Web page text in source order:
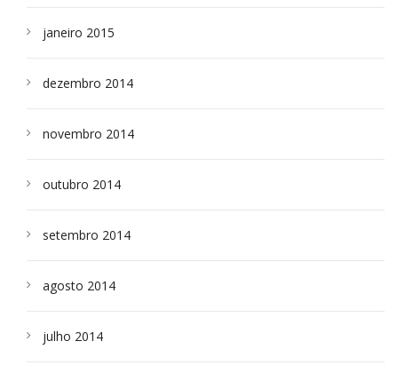
janeiro 2015
dezembro 2014
novembro 2014
outubro 2014
setembro 2014
agosto 2014
julho 2014